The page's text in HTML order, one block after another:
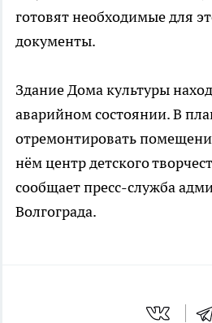
готовят необходимые для
документы.
Здание Дома культуры
аварийном состоянии. В
отремонтировать
нём центр детского
сообщает пресс-служба
Волгограда.